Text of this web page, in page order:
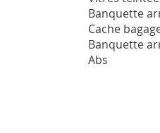
Banquette
Cache
Banquette
Abs